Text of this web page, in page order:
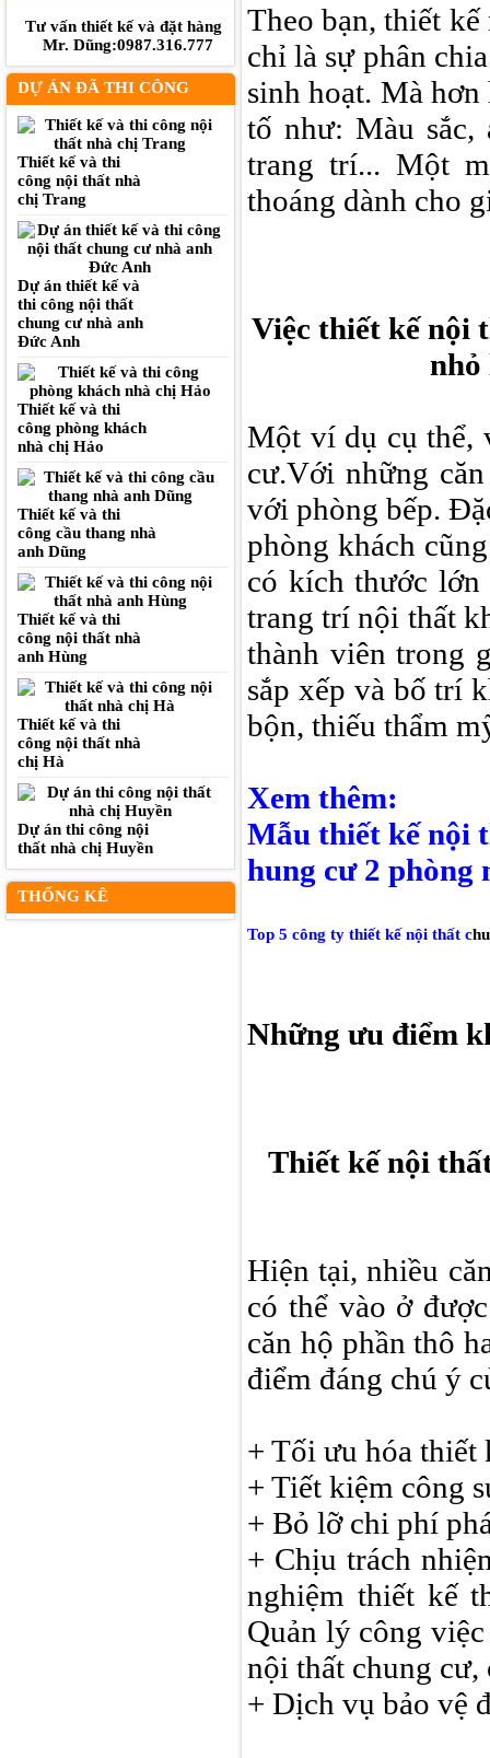
Tư vấn thiết kế và đặt hàng
Mr. Dũng:0987.316.777
DỰ ÁN ĐÃ THI CÔNG
Thiết kế và thi
công nội thất nhà
chị Trang
Dự án thiết kế và
thi công nội thất
chung cư nhà anh
Đức Anh
Thiết kế và thi
công phòng khách
nhà chị Hảo
Thiết kế và thi
công cầu thang nhà
anh Dũng
Thiết kế và thi
công nội thất nhà
anh Hùng
Thiết kế và thi
công nội thất nhà
chị Hà
Dự án thi công nội
thất nhà chị Huyền
THỐNG KÊ
Theo bạn, thiết
chỉ là sự phân
sinh hoạt. Mà
tố như: Màu sắc,
trang trí... Một
thoáng dành cho
Việc thiết kế nội
nhỏ
Một ví dụ cụ thể,
cư.Với những
với phòng bếp.
phòng khách
có kích thước
trang trí nội thất
thành viên trong
sắp xếp và bố trí
bộn, thiếu thẩm
Xem thêm:
Mẫu thiết kế nội
hung cư 2 phòng
Top 5 công ty thiết kế nội thất chu
Những ưu điểm
Thiết kế nội
Hiện tại, nhiều
có thể vào ở
căn hộ phần thô
điểm đáng chú ý
+ Tối ưu hóa thiết
+ Tiết kiệm công
+ Bỏ lỡ chi phí
+ Chịu trách
nghiệm thiết kế
Quản lý công
nội thất chung
+ Dịch vụ bảo vệ